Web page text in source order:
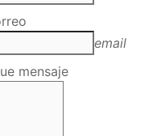
email
mensaje